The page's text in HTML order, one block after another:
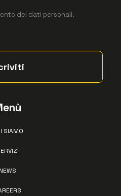
SIAMO
NEWS
dei dati personali.